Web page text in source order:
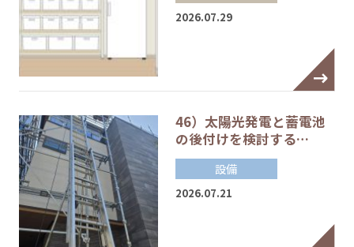
2026.07.29
46）太陽光発電と蓄電池
の後付けを検討する…
設備
2026.07.21